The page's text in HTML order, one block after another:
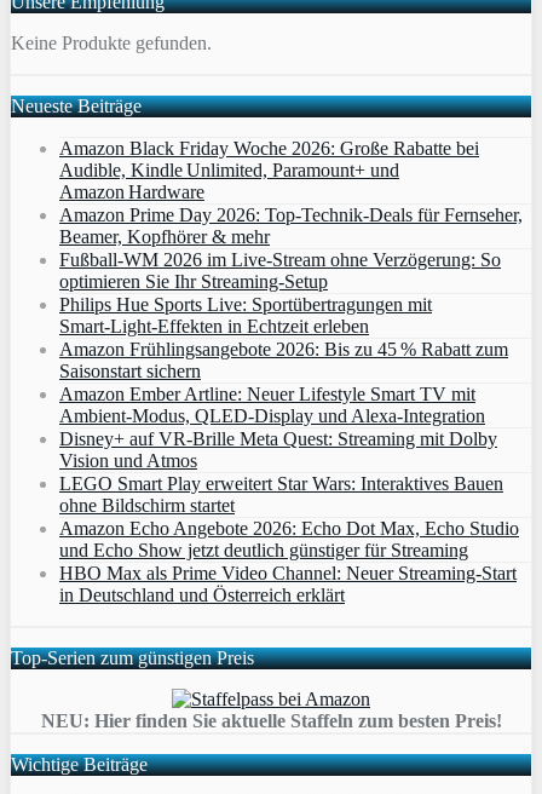
Keine Produkte gefunden.
Neueste Beiträge
Amazon Black Friday Woche 2026: Große Rabatte bei
Audible, Kindle Unlimited, Paramount+ und
Amazon Hardware
Amazon Prime Day 2026: Top-Technik-Deals für Fernseher,
Beamer, Kopfhörer & mehr
Fußball-WM 2026 im Live-Stream ohne Verzögerung: So
optimieren Sie Ihr Streaming-Setup
Philips Hue Sports Live: Sportübertragungen mit
Smart‑Light‑Effekten in Echtzeit erleben
Amazon Frühlingsangebote 2026: Bis zu 45 % Rabatt zum
Saisonstart sichern
Amazon Ember Artline: Neuer Lifestyle Smart TV mit
Ambient‑Modus, QLED‑Display und Alexa‑Integration
Disney+ auf VR-Brille Meta Quest: Streaming mit Dolby
Vision und Atmos
LEGO Smart Play erweitert Star Wars: Interaktives Bauen
ohne Bildschirm startet
Amazon Echo Angebote 2026: Echo Dot Max, Echo Studio
und Echo Show jetzt deutlich günstiger für Streaming
HBO Max als Prime Video Channel: Neuer Streaming‑Start
in Deutschland und Österreich erklärt
Top-Serien zum günstigen Preis
NEU: Hier finden Sie aktuelle Staffeln zum besten Preis!
Wichtige Beiträge